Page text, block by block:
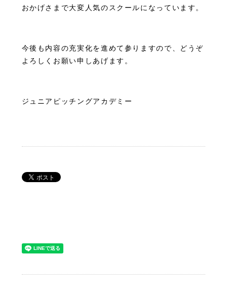
おかげさまで大変人気のスクールになっています。
今後も内容の充実化を進めて参りますので、どうぞ
よろしくお願い申しあげます。
ジュニアピッチングアカデミー